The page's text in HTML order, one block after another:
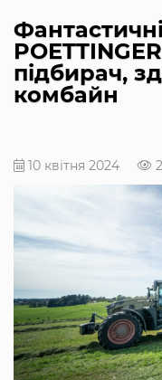
підбирач,
комбайн
10 квітня 2024